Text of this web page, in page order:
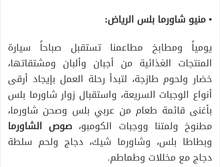
• منيو شاورما بلس الرياض:
يومياً ومطابخ مطاعمنا تستقبل صباحاً سيارة
المنتجات الغذائية من أجبان وألبان ومشتقاتها،
خضار ولحوم طازجة، لتبدأ رحلة العمل بإيجاد أرقى
أنواع الوجبات السريعة، واستقبال زوار شاورما بلس
بأغنى قائمة طعام من عربي بلس وصحن شاورما،
مطنوخ ولمتنا ووجبات الكومبو، صوص الشاورما
وبطاطا بلس، وشاورما شيك، دجاج ولحم سلطة
دجاج مع مخللات وطماطم.